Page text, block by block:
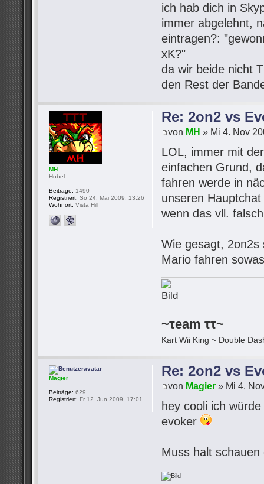
ich hab dich in
immer abgelehnt,
eintragen?:
xK?"
da wir beide nicht
den Rest der
Re: 2on2 vs
von MH » Mi 4. Nov
LOL, immer mit
einfachen Grund,
fahren werde in
unseren
wenn das vll.
Wie gesagt, 2on2s
Mario fahren
~τeam ττ~
Kart Wii King ~ Double
MH
Hobel
Beiträge: 1490
Registriert: So 24. Mai 2009, 13:26
Wohnort: Vista Hill
Re: 2on2 vs
von Magier » Mi 4.
hey cooli ich
evoker
Muss halt
Magier
Beiträge: 629
Registriert: Fr 12. Jun 2009, 17:01